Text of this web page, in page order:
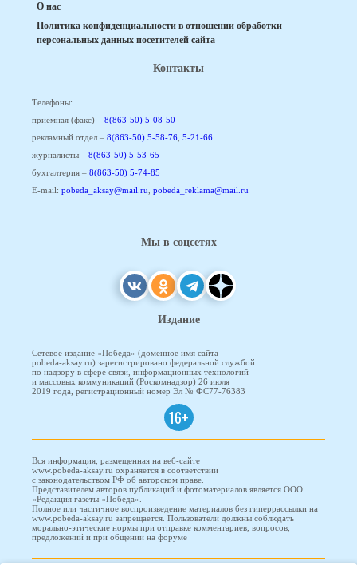
О нас
Политика конфиденциальности в отношении обработки
персональных данных посетителей сайта
Контакты
Телефоны:
приемная (факс) – 8(863-50) 5-08-50
рекламный отдел – 8(863-50) 5-58-76 5-21-66
журналисты – 8(863-50) 5-53-65
бухгалтерия – 8(863-50) 5-74-85
E-mail: pobeda_aksay@mail.ru pobeda_reklama@mail.ru
Мы в соцсетях
Издание
Сетевое издание «Победа» (доменное имя сайта
pobeda-aksay.ru) зарегистрировано федеральной службой
по надзору в сфере связи, информационных технологий
и массовых коммуникаций (Роскомнадзор) 26 июля
2019 года, регистрационный номер Эл № ФС77-76383
16+
Вся информация, размещенная на веб-сайте
www.pobeda-aksay.ru охраняется в соответствии
с законодательством РФ об авторском праве.
Представителем авторов публикаций и фотоматериалов является ООО
«Редакция газеты «Победа».
Полное или частичное воспроизведение материалов без гиперрассылки на
www.pobeda-aksay.ru запрещается. Пользователи должны соблюдать
морально-этические нормы при отправке комментариев, вопросов,
предложений и при общении на форуме